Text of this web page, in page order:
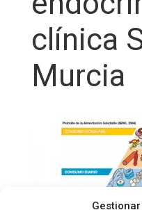
clínica
Murcia